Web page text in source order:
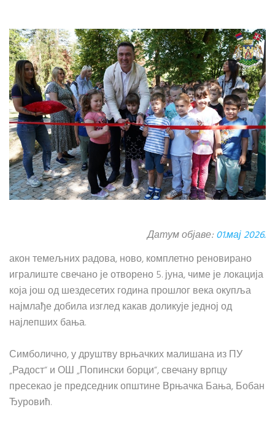
Датум објаве:01.мај 2026.
акон темељних радова, ново, комплетно реновирано
игралиште свечано је отворено 5. јуна, чиме је локација
која још од шездесетих година прошлог века окупља
најмлађе добила изглед какав доликује једној од
најлепших бања.
Симболично, у друштву врњачких малишана из ПУ
„Радост“ и ОШ „Попински борци“, свечану врпцу
пресекао је председник општине Врњачка Бања, Бобан
Ђуровић.